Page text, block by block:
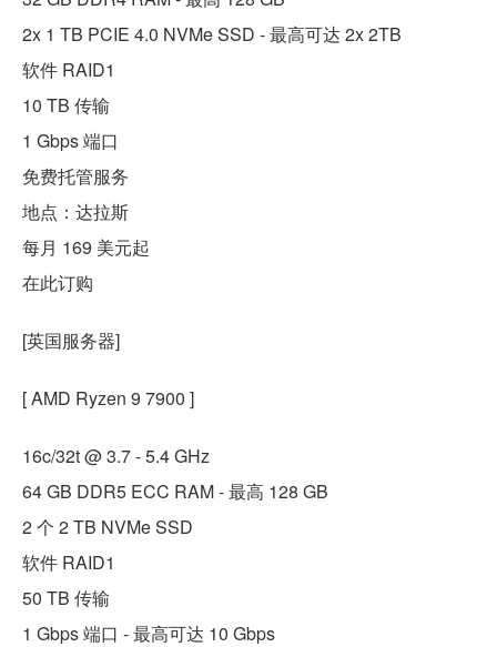
2x 1 TB PCIE 4.0 NVMe SSD - 最高可达 2x 2TB
软件 RAID1
10 TB 传输
1 Gbps 端口
免费托管服务
地点：达拉斯
每月 169 美元起
在此订购
[英国服务器]
[ AMD Ryzen 9 7900 ]
16c/32t @ 3.7 - 5.4 GHz
64 GB DDR5 ECC RAM - 最高 128 GB
2 个 2 TB NVMe SSD
软件 RAID1
50 TB 传输
1 Gbps 端口 - 最高可达 10 Gbps